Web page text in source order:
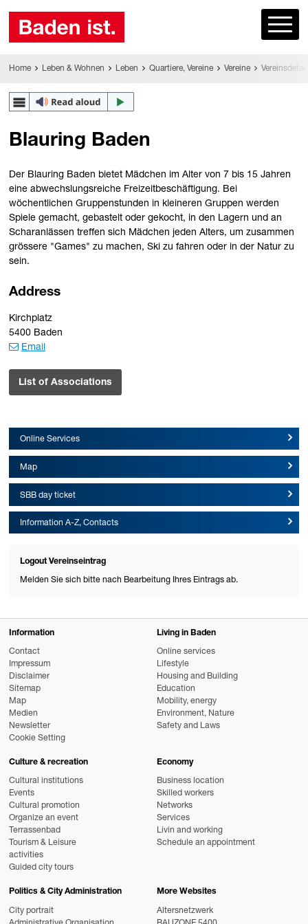
Home Leben & Wohnen Leben Quartiere, Vereine Vereine
Blauring Baden
Der Blauring Baden bietet Mädchen im Alter von 7 bis 15 Jahren
eine abwechslungsreiche Freizeitbeschäftigung. Bei
wöchentlichen Gruppenstunden in kleineren Gruppen werden
Spiele gemacht, gebastelt oder gekocht, in den Lagern und an
Scharanlässen treffen sich Mädchen jeden Alters, um zusammen
grössere "Games" zu machen, Ski zu fahren oder in der Natur zu
sein.
Address
Kirchplatz
5400 Baden
Email
List of Associations
Online Services
Map
SBB day ticket
Information A-Z, Contacts
Logout Vereinseintrag
Melden Sie sich bitte nach Bearbeitung Ihres Eintrags ab.
Information
Contact
Impressum
Disclaimer
Sitemap
Map
Medien
Newsletter
Cookie Setting
Living in Baden
Online services
Lifestyle
Housing and Building
Education
Mobility, energy
Environment, Nature
Safety and Laws
Culture & recreation
Cultural institutions
Events
Cultural promotion
Organize an event
Terrassenbad
Tourism & Leisure
activities
Guided city tours
Economy
Business location
Skilled workers
Networks
Services
Livin and working
Schedule an appointment
Politics & City Administration
City portrait
More Websites
Altersnetzwerk